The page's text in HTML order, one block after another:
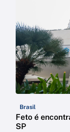
Brasil
Feto é
SP